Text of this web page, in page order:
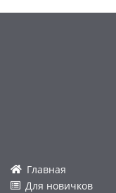
Главная
Для новичков